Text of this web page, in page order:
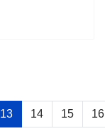
13 14 15 16